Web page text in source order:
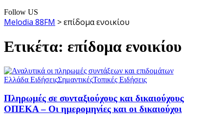
Follow US
Melodia 88FM >επίδομα ενοικίου
Ετικέτα: επίδομα ενοικίου
Ελλάδα ΕιδήσειςΣημαντικέςΤοπικές Ειδήσεις
Πληρωμές σε συνταξιούχους και δικαιούχους
ΟΠΕΚΑ – Οι ημερομηνίες και οι δικαιούχοι